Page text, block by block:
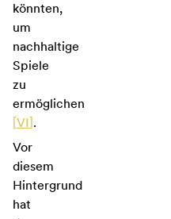
könnten,
um
nachhaltige
Spiele
zu
ermöglichen
[VI].
Vor
diesem
Hintergrund
hat